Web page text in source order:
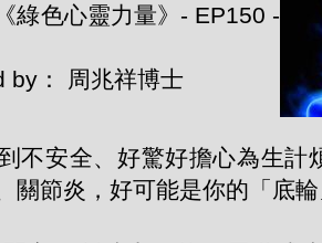
綠色心靈力量》- EP150 -
by： 周兆祥博士
不安全、好驚好擔心為生計
關節炎，好可能是你的「底